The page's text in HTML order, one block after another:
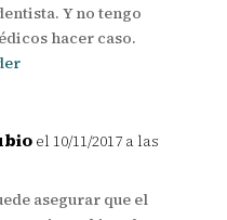
Y no tengo
hacer caso.
el 10/11/2017 a las
asegurar que el